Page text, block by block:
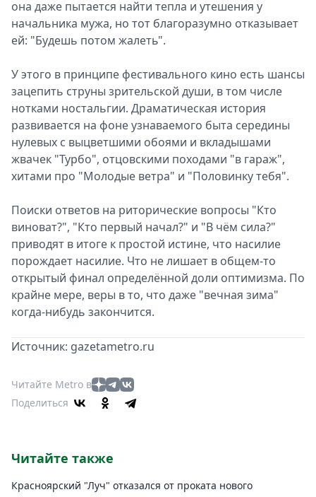
она даже пытается найти тепла и утешения у
начальника мужа, но тот благоразумно отказывает
ей: "Будешь потом жалеть".
У этого в принципе фестивального кино есть шансы
зацепить струны зрительской души, в том числе
нотками ностальгии. Драматическая история
развивается на фоне узнаваемого быта середины
нулевых с выцветшими обоями и вкладышами
жвачек "Турбо", отцовскими походами "в гараж",
хитами про "Молодые ветра" и "Половинку тебя".
Поиски ответов на риторические вопросы "Кто
виноват?", "Кто первый начал?" и "В чём сила?"
приводят в итоге к простой истине, что насилие
порождает насилие. Что не лишает в общем-то
открытый финал определённой доли оптимизма. По
крайне мере, веры в то, что даже "вечная зима"
когда-нибудь закончится.
Источник: gazetametro.ru
Читайте Metro в
Поделиться
Читайте также
Красноярский "Луч" отказался от проката нового